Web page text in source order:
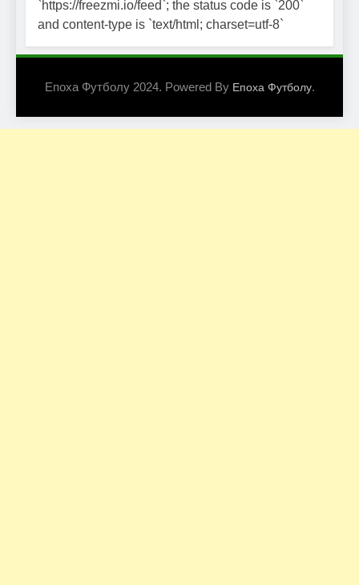
`https://freezmi.io/feed`; the status code is `200`
and content-type is `text/html; charset=utf-8`
Епоха Футболу 2024. Powered By Епоха Футболу.